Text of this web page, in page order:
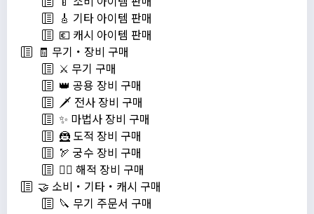
🎸 기타 아이템 판매
💶 캐시 아이템 판매
🧾 무기・장비 구매
⚔️ 무기 구매
👑 공용 장비 구매
🗡️ 전사 장비 구매
✨ 마법사 장비 구매
🦹 도적 장비 구매
🏹 궁수 장비 구매
🏴‍☠️ 해적 장비 구매
🤝 소비・기타・캐시 구매
🔪 무기 주문서 구매